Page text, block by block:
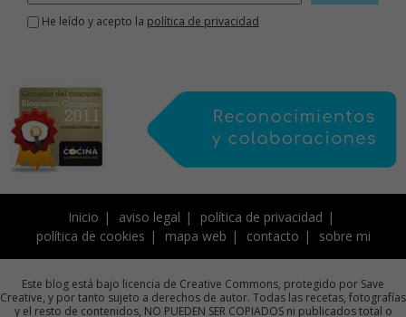
He leído y acepto la política de privacidad
Inicio aviso legal
política de privacidad
política de cookies
mapa web contacto sobre mi
Este blog está bajo licencia de Creative Commons, protegido por Save
Creative, y por tanto sujeto a derechos de autor. Todas las recetas, fotografías
y el resto de contenidos, NO PUEDEN SER COPIADOS ni publicados total o